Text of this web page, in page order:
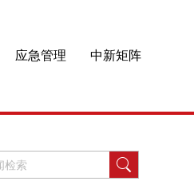
应急管理 中新矩阵